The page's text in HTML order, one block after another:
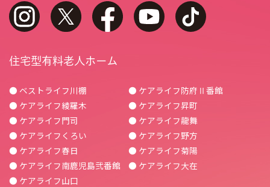
instagram twitter facebook youtube
住宅型有料老人ホーム
● ベストライフ川棚
● ケアライフ綾羅木
● ケアライフ門司
● ケアライフくろい
● ケアライフ春日
● ケアライフ南鹿児島弐番館
● ケアライフ山口
● ケアライフ防府Ⅱ番館
● ケアライフ昇町
● ケアライフ龍舞
● ケアライフ野方
● ケアライフ菊陽
● ケアライフ大在